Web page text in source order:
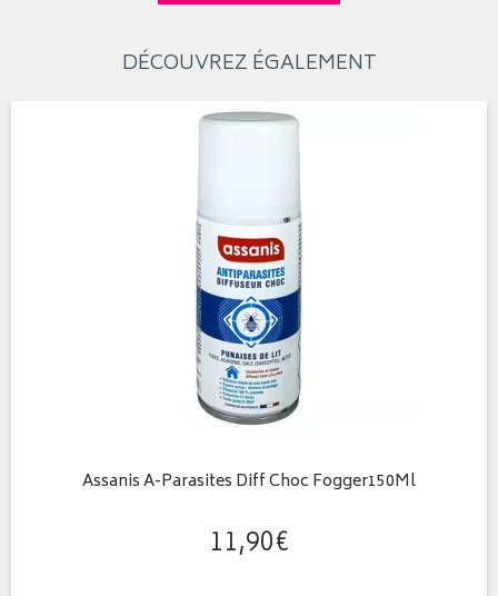
DÉCOUVREZ ÉGALEMENT
Assanis A-Parasites Diff Choc Fogger150Ml
11,90€